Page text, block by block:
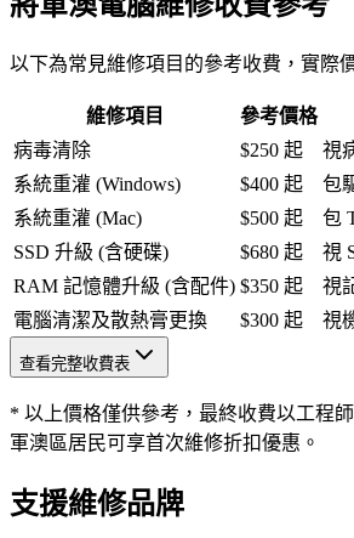
以下為常見維修項目的參考收費，實際
維修項目 參考價格
病毒清除
$250 起
視
系統重灌 (Windows)
$400 起
包
系統重灌 (Mac)
$500 起
包
SSD 升級 (含硬碟)
$680 起
視
RAM 記憶體升級 (含配件) $350 起
視
電腦清潔及散熱膏更換
$300 起 視
查看完整收費表
* 以上價格僅供參考，最終收費以工程
軍澳區居民可享首次維修折扣優惠。
支援維修品牌